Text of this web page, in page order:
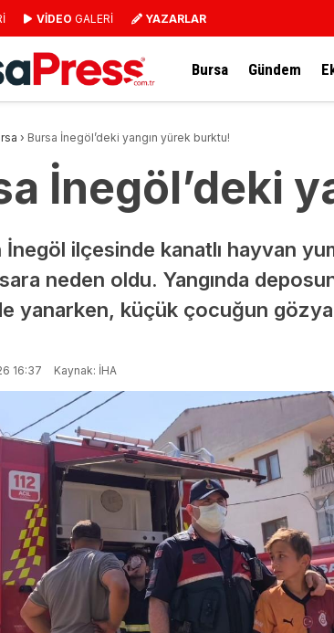
VİDEO GALERİ YAZARLAR
Bursa Gündem
› Bursa İnegöl’deki yangın yürek burktu!
İnegöl’deki
İnegöl ilçesinde kanatlı hayvan
neden oldu. Yangında
yanarken, küçük çocuğun
16:37 Kaynak: İHA